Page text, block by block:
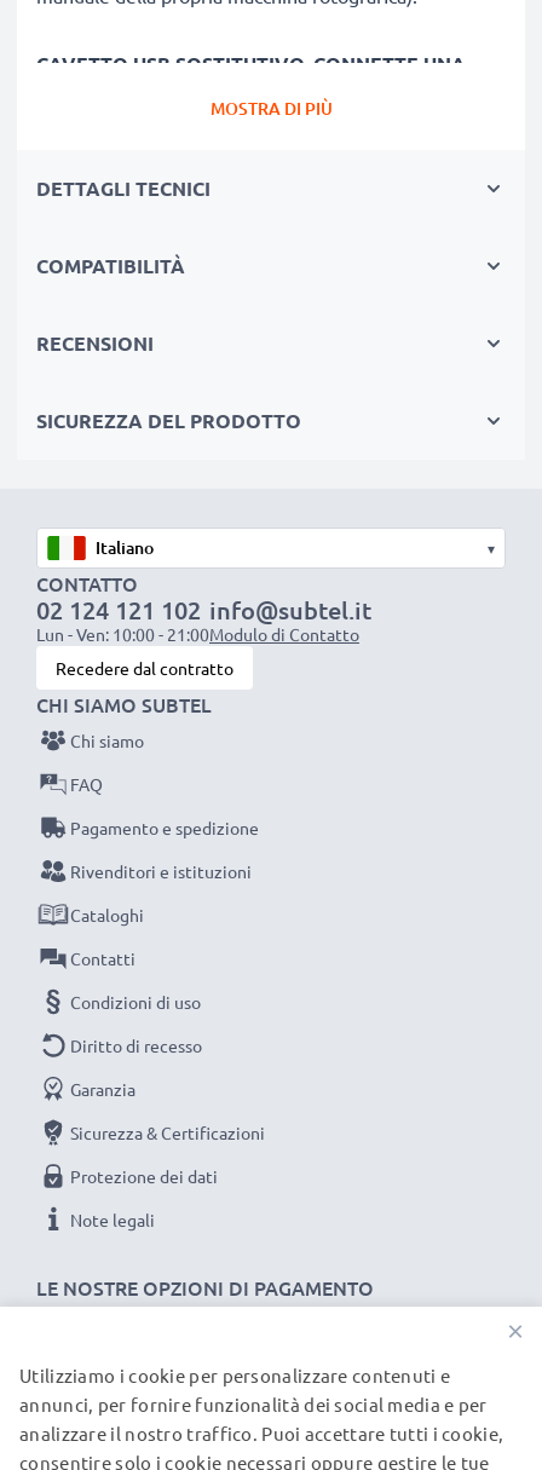
CAVETTO USB SOSTITUTIVO, CONNETTE UNA
COL PC O LAPTOP
★ sincronizzare,aggiornare firmware
★Velocità di trasferimento (max): 480 MBit/s -
★è la versione 2.0
rapida, stabile, sicura
★cavo adattatore
USB
★connettori che non ‘ballano’
staccati e attaccati frequentemente
non si aggroviglia ed è piacevole al tatto
CAVETTO USB PER FOTOCAMERA CAMCORDER
Canon
Materiale del Connettore: PVC
Collegamento 1: Mini USB
Collegamento 2: USB A
Versione: 2.0
Velocità di trasferimento (max): 480 MBit/s - USB 2.0
Corrente di carica: 1A
Lunghezza Cavo: 1m
Colore: nero
Un cavo usb dati / ricarica dall'ottimo rapporto qualità-
subtel significa qualità certificata, per questo diamo 3
anni di garanzia
MOSTRA DI PIÙ
DETTAGLI TECNICI
COMPATIBILITÀ
RECENSIONI
SICUREZZA DEL PRODOTTO
▾
CONTATTO
02 124 121 102
Lun - Ven: 10:00 - 21:00
info@subtel.it
Modulo di Contatto
Recedere dal contratto
LE NOSTRE OPZIONI DI PAGAMENTO
CHI SIAMO SUBTEL
Chi siamo
FAQ
Pagamento e spedizione
Rivenditori e istituzioni
Cataloghi
Contatti
Condizioni di uso
Diritto di recesso
Garanzia
Sicurezza & Certificazioni
Protezione dei dati
Note legali
I NOSTRI PARTNER DI SPEDIZIONE
×
Utilizziamo i cookie per personalizzare contenuti e
annunci, per fornire funzionalità dei social media e per
analizzare il nostro traffico. Puoi accettare tutti i cookie,
consentire solo i cookie necessari oppure gestire le tue